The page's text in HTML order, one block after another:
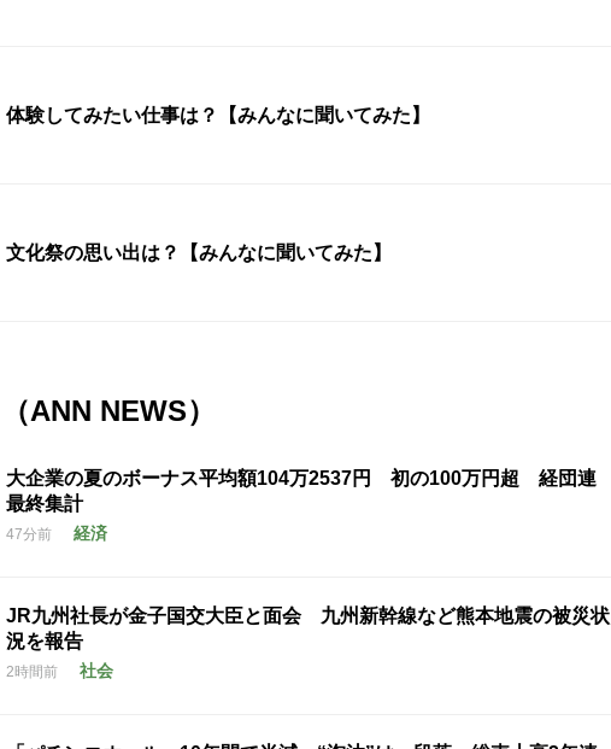
体験してみたい仕事は？【みんなに聞いてみた】
文化祭の思い出は？【みんなに聞いてみた】
ANN NEWS）
大企業の夏のボーナス平均額104万2537円 初の100万円超 経団連
最終集計
47分前 経済
JR九州社長が金子国交大臣と面会 九州新幹線など熊本地震の被災状
況を報告
2時間前 社会